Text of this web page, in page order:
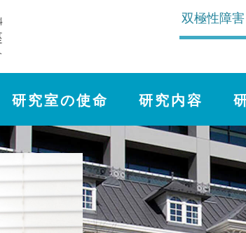
研究室の使命 研究内容
双極性障